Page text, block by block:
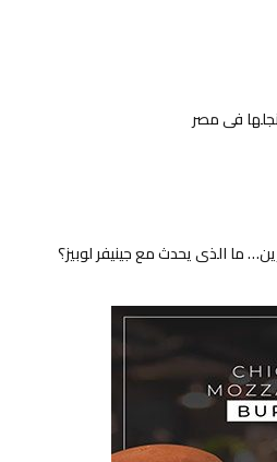
في مصر
ما الذي يحدث مع جينيفر لوبيز؟